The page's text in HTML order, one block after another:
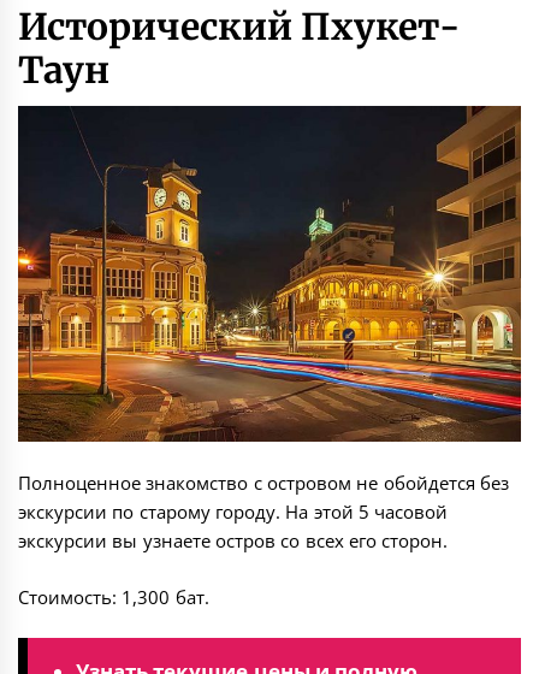
Исторический Пхукет-
Таун
Полноценное знакомство с островом не обойдется без
экскурсии по старому городу. На этой 5 часовой
экскурсии вы узнаете остров со всех его сторон.
Стоимость: 1,300 бат.